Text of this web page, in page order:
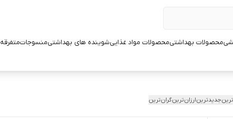
محصولات بهداشتیمحصولات مواد غذاییشوینده های بهداشتیمنسوجاتمتفرقه
جدیدترینارزان‌ترینگران‌ترین